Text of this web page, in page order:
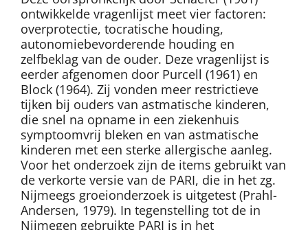
ontwikkelde vragenlijst meet vier factoren:
overprotectie, tocratische houding,
autonomiebevorderende houding en
zelfbeklag van de ouder. Deze vragenlijst is
eerder afgenomen door Purcell (1961) en
Block (1964). Zij vonden meer restrictieve
tijken bij ouders van astmatische kinderen,
die snel na opname in een ziekenhuis
symptoomvrij bleken en van astmatische
kinderen met een sterke allergische aanleg.
Voor het onderzoek zijn de items gebruikt van
de verkorte versie van de PARI, die in het zg.
Nijmeegs groeionderzoek is uitgetest (Prahl-
Andersen, 1979). In tegenstelling tot de in
Nijmegen gebruikte PARI is in het